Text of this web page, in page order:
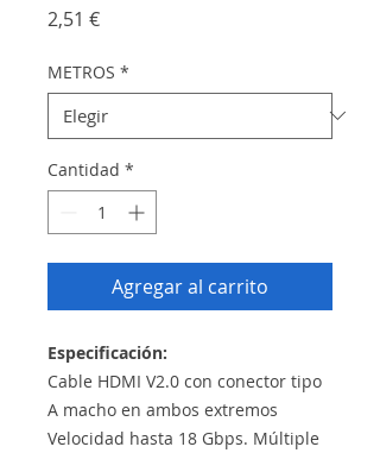
2,51 €Precio
METROS *
Cantidad *
Agregar al carrito
Especificación:
Cable HDMI V2.0 con conector tipo
A macho en ambos extremos
Velocidad hasta 18 Gbps. Múltiple